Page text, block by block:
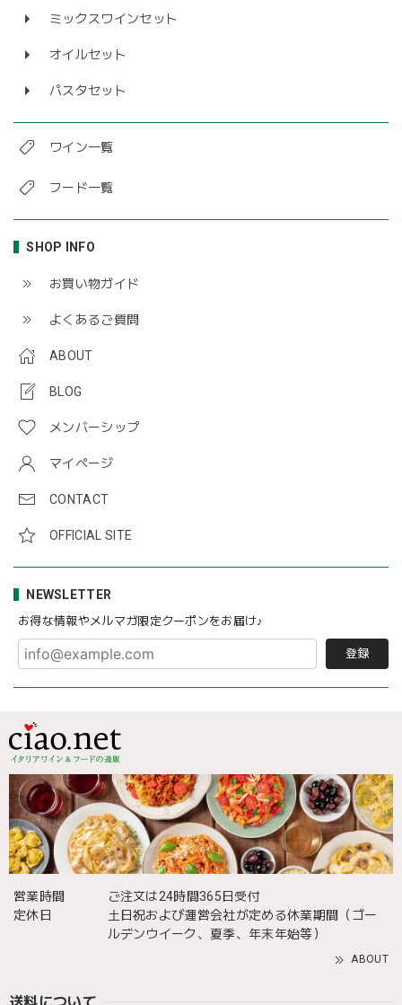
ミックスワインセット
オイルセット
パスタセット
ワイン一覧
フード一覧
SHOP INFO
お買い物ガイド
よくあるご質問
ABOUT
BLOG
メンバーシップ
マイページ
CONTACT
OFFICIAL SITE
NEWSLETTER
お得な情報やメルマガ限定クーポンをお届け♪
登録
営業時間
ご注文は24時間365日受付
定休日
土日祝および運営会社が定める休業期間（ゴー
ルデンウイーク、夏季、年末年始等）
ABOUT